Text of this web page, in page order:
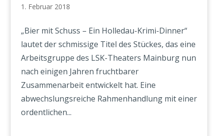
1. Februar 2018
„Bier mit Schuss – Ein Holledau-Krimi-Dinner“
lautet der schmissige Titel des Stückes, das eine
Arbeitsgruppe des LSK-Theaters Mainburg nun
nach einigen Jahren fruchtbarer
Zusammenarbeit entwickelt hat. Eine
abwechslungsreiche Rahmenhandlung mit einer
ordentlichen...